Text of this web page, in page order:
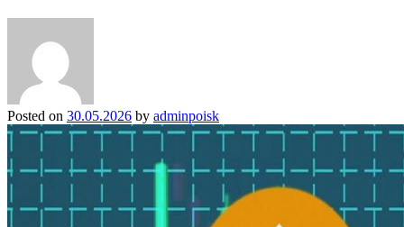
Posted on 30.05.2026 by adminpoisk